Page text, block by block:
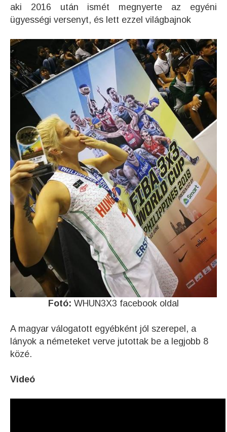
aki 2016 után ismét megnyerte az egyéni
ügyességi versenyt, és lett ezzel világbajnok
Fotó: WHUN3X3 facebook oldal
A magyar válogatott egyébként jól szerepel, a
lányok a németeket verve jutottak be a legjobb 8
közé.
Videó